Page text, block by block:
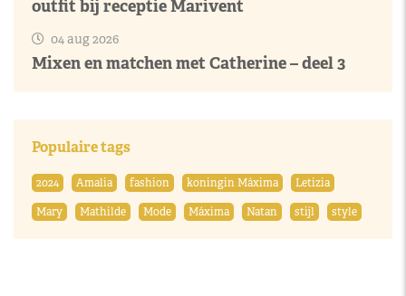
outfit bij receptie Marivent
04 aug 2026
Mixen en matchen met Catherine – deel 3
Populaire tags
2024 Amalia fashion koningin Máxima
Letizia
Mary
Mathilde Mode Máxima Natan stijl style